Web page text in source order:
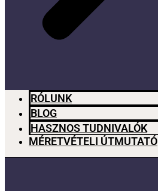
RÓLUNK
BLOG
HASZNOS TUDNIVALÓK
MÉRETVÉTELI ÚTMUTATÓ